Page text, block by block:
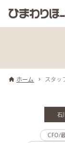
ホーム スタッ
石
CFO/